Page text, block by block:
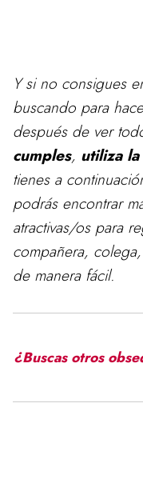
Y si no consigues
buscando para
después de ver
cumples, utiliza
tienes a
podrás encontrar
atractivas/os para
compañera,
de manera fácil.
¿Buscas otros